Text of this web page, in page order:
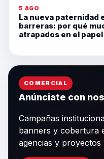
5 AGO
La nueva paternidad
barreras: por qué
atrapados en el
COMERCIAL
Anúnciate con
Campañas
banners y cobertura
agencias y